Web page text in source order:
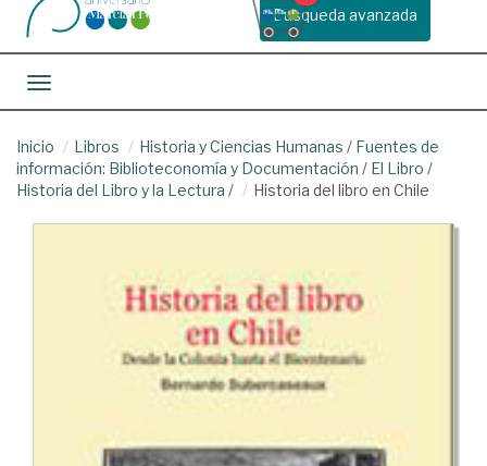
Busqueda avanzada
Toggle navigation
Inicio Libros Historia y Ciencias Humanas / Fuentes de
información: Biblioteconomía y Documentación / El Libro /
Historia del Libro y la Lectura / Historia del libro en Chile